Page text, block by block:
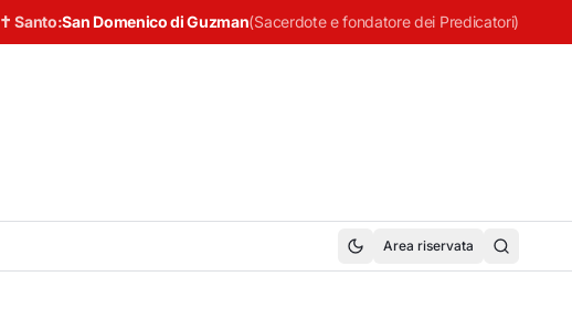
✝ Santo:San Domenico di Guzman(Sacerdote e fondatore dei Predicatori)
Area riservata